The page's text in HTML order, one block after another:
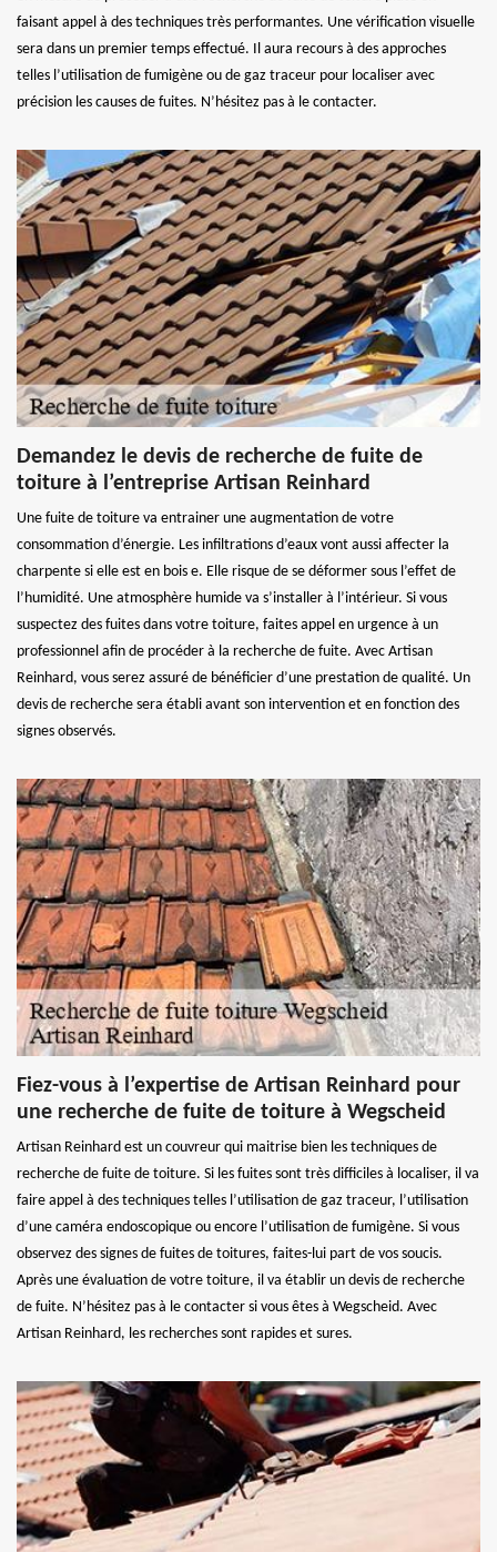
faisant appel à des techniques très performantes. Une vérification visuelle
sera dans un premier temps effectué. Il aura recours à des approches
telles l’utilisation de fumigène ou de gaz traceur pour localiser avec
précision les causes de fuites. N’hésitez pas à le contacter.
Demandez le devis de recherche de fuite de
toiture à l’entreprise Artisan Reinhard
Une fuite de toiture va entrainer une augmentation de votre
consommation d’énergie. Les infiltrations d’eaux vont aussi affecter la
charpente si elle est en bois e. Elle risque de se déformer sous l’effet de
l’humidité. Une atmosphère humide va s’installer à l’intérieur. Si vous
suspectez des fuites dans votre toiture, faites appel en urgence à un
professionnel afin de procéder à la recherche de fuite. Avec Artisan
Reinhard, vous serez assuré de bénéficier d’une prestation de qualité. Un
devis de recherche sera établi avant son intervention et en fonction des
signes observés.
Fiez-vous à l’expertise de Artisan Reinhard pour
une recherche de fuite de toiture à Wegscheid
Artisan Reinhard est un couvreur qui maitrise bien les techniques de
recherche de fuite de toiture. Si les fuites sont très difficiles à localiser, il va
faire appel à des techniques telles l’utilisation de gaz traceur, l’utilisation
d’une caméra endoscopique ou encore l’utilisation de fumigène. Si vous
observez des signes de fuites de toitures, faites-lui part de vos soucis.
Après une évaluation de votre toiture, il va établir un devis de recherche
de fuite. N’hésitez pas à le contacter si vous êtes à Wegscheid. Avec
Artisan Reinhard, les recherches sont rapides et sures.